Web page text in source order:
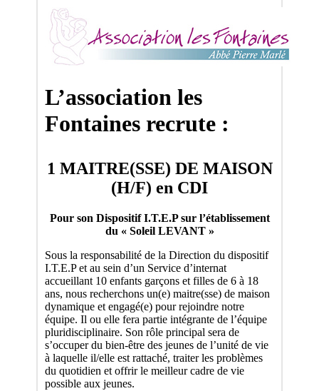
L’association les
Fontaines recrute :
1 MAITRE(SSE) DE MAISON
(H/F) en CDI
Pour son Dispositif I.T.E.P sur l’établissement
du « Soleil LEVANT »
Sous la responsabilité de la Direction du dispositif
I.T.E.P et au sein d’un Service d’internat
accueillant 10 enfants garçons et filles de 6 à 18
ans, nous recherchons un(e) maitre(sse) de maison
dynamique et engagé(e) pour rejoindre notre
équipe. Il ou elle fera partie intégrante de l’équipe
pluridisciplinaire. Son rôle principal sera de
s’occuper du bien-être des jeunes de l’unité de vie
à laquelle il/elle est rattaché, traiter les problèmes
du quotidien et offrir le meilleur cadre de vie
possible aux jeunes.